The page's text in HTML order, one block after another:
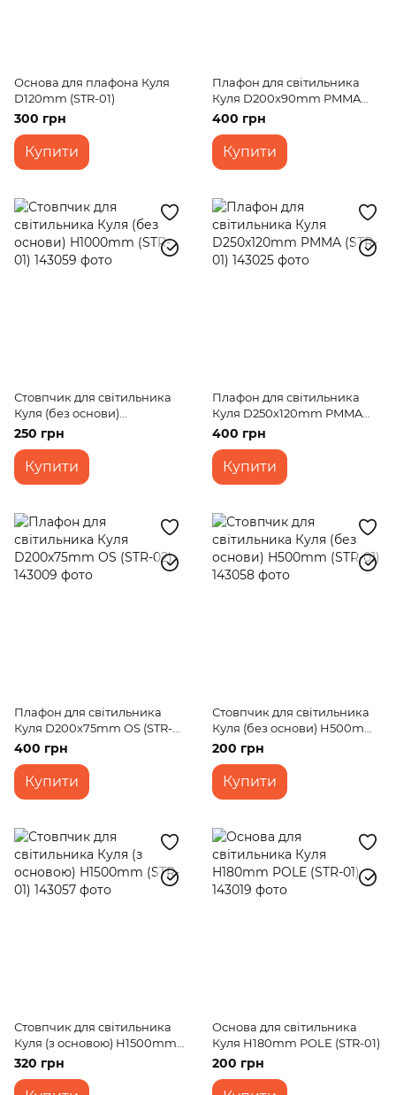
Основа для плафона Куля
D120mm (STR-01)
300 грн
Купити
Плафон для світильника
Куля D200x90mm PMMA
(STR-01)
400 грн
Купити
Стовпчик для світильника
Куля (без основи)
H1000mm (STR-01)
250 грн
Купити
Плафон для світильника
Куля D250x120mm PMMA
(STR-01)
400 грн
Купити
Плафон для світильника
Куля D200x75mm OS (STR-
02)
400 грн
Купити
Стовпчик для світильника
Куля (без основи) H500mm
(STR-01)
200 грн
Купити
Стовпчик для світильника
Куля (з основою) H1500mm
(STR-01)
320 грн
Основа для світильника
Куля H180mm POLE (STR-01)
200 грн